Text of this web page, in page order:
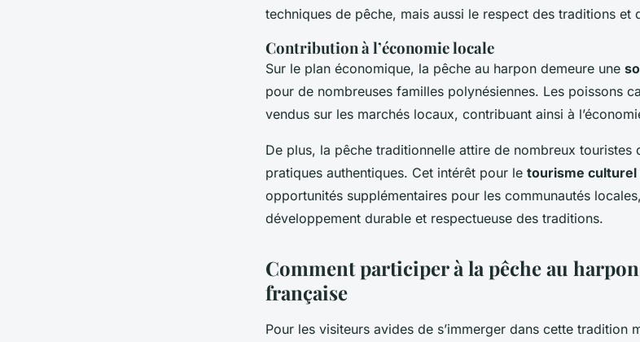
techniques de pêche, mais aussi le respect des traditions et
Contribution à l’économie locale
Sur le plan économique, la pêche au harpon demeure une
pour de nombreuses familles polynésiennes. Les poissons
vendus sur les marchés locaux, contribuant ainsi à
De plus, la pêche traditionnelle attire de nombreux touristes
pratiques authentiques. Cet intérêt pour le tourisme culturel
opportunités supplémentaires pour les communautés
développement durable et respectueuse des traditions.
Comment participer à la pêche au
française
Pour les visiteurs avides de s’immerger dans cette tradition